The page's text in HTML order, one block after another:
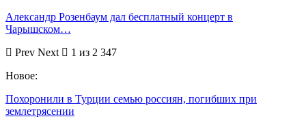
Александр Розенбаум дал бесплатный концерт в
Чарышском…
Prev Next
1 из 2 347
Новое:
Похоронили в Турции семью россиян, погибших при
землетрясении